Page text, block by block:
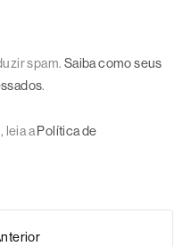
spam. Saiba como seus
.
leia a Política de